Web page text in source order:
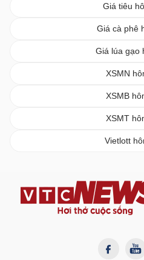
Giá tiêu
Giá cà phê
Giá lúa gạo
XSMN
XSMB
XSMT
Vietlott